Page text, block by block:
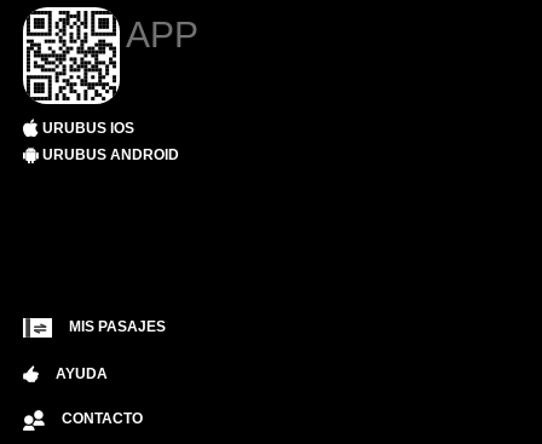
APP
URUBUS IOS
URUBUS ANDROID
MIS PASAJES
AYUDA
CONTACTO